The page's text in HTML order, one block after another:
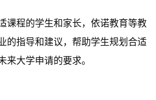
课程的学生和家长，依诺教育等教
的指导和建议，帮助学生规划合适
来大学申请的要求。